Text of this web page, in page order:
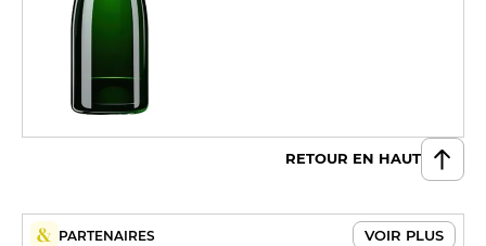
RETOUR EN HAUT
PARTENAIRES VOIR PLUS